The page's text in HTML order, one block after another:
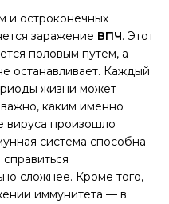
и остроконечных
заражение ВПЧ. Этот
половым путем, а
останавливает. Каждый
жизни может
каким именно
вируса произошло
система способна
сложнее. Кроме того,
иммунитета — в